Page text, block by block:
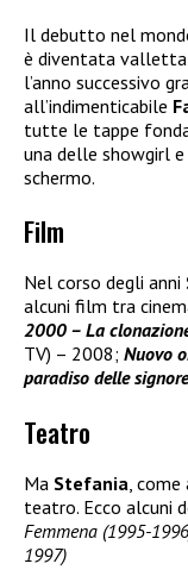
Il debutto nel
è diventata valletta
l’anno successivo
all’indimenticabile
tutte le tappe
una delle showgirl
schermo.
Film
Nel corso degli anni
alcuni film tra
2000 – La
TV) – 2008; Nuovo
paradiso delle signore
Teatro
Ma Stefania ,
teatro. Ecco alcuni
Femmena (1995-
1997)